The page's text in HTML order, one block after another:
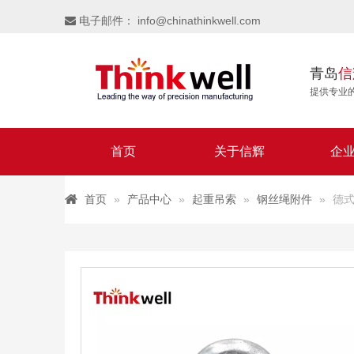
 电子邮件： info@chinathinkwell.com
青岛
提供专业
首页 关于信辉 企
首页 » 产品中心 » 起重吊索 » 钢丝绳附件 » 德